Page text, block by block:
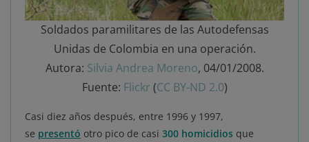
Soldados paramilitares de las Autodefensas
Unidas de Colombia en una operación.
Autora: Silvia Andrea Moreno, 04/01/2008.
Fuente: Flickr (CC BY-ND 2.0)
Casi diez años después, entre 1996 y 1997,
se presentó otro pico de casi 300 homicidios que